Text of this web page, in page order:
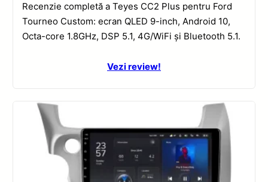
Recenzie completă a Teyes CC2 Plus pentru Ford
Tourneo Custom: ecran QLED 9-inch, Android 10,
Octa-core 1.8GHz, DSP 5.1, 4G/WiFi și Bluetooth 5.1.
Vezi review!